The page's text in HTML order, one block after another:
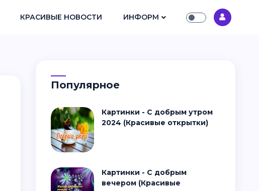
КРАСИВЫЕ НОВОСТИ ИНФОРМ
Популярное
Картинки - С добрым утром
2024 (Красивые открытки)
Картинки - С добрым
вечером (Красивые